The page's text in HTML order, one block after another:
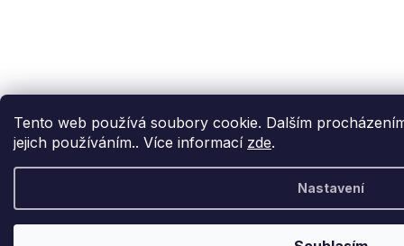
Tento web používá soubory cookie. Dalším
jejich používáním.. Více informací zde.
Nastavení